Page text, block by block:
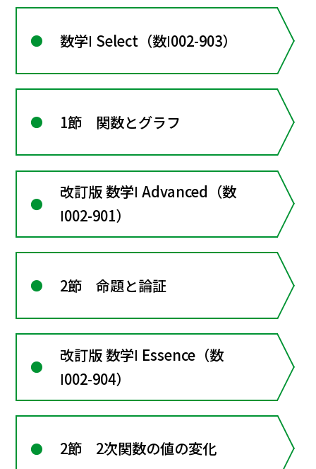
数学Ⅰ Select（数Ⅰ002-903）
1節 関数とグラフ
改訂版 数学Ⅰ Advanced（数
Ⅰ002-901）
2節 命題と論証
改訂版 数学Ⅰ Essence（数
Ⅰ002-904）
2節 2次関数の値の変化